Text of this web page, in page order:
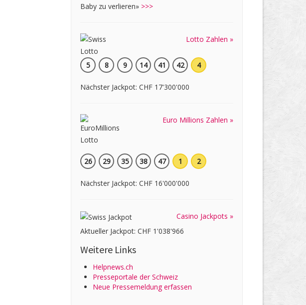
Baby zu verlieren» >>>
Lotto Zahlen »
5 8 9 14 41 42 4
Nächster Jackpot: CHF 17'300'000
Euro Millions Zahlen »
26 29 35 38 47 1 2
Nächster Jackpot: CHF 16'000'000
Casino Jackpots »
Aktueller Jackpot: CHF 1'038'966
Weitere Links
Helpnews.ch
Presseportale der Schweiz
Neue Pressemeldung erfassen